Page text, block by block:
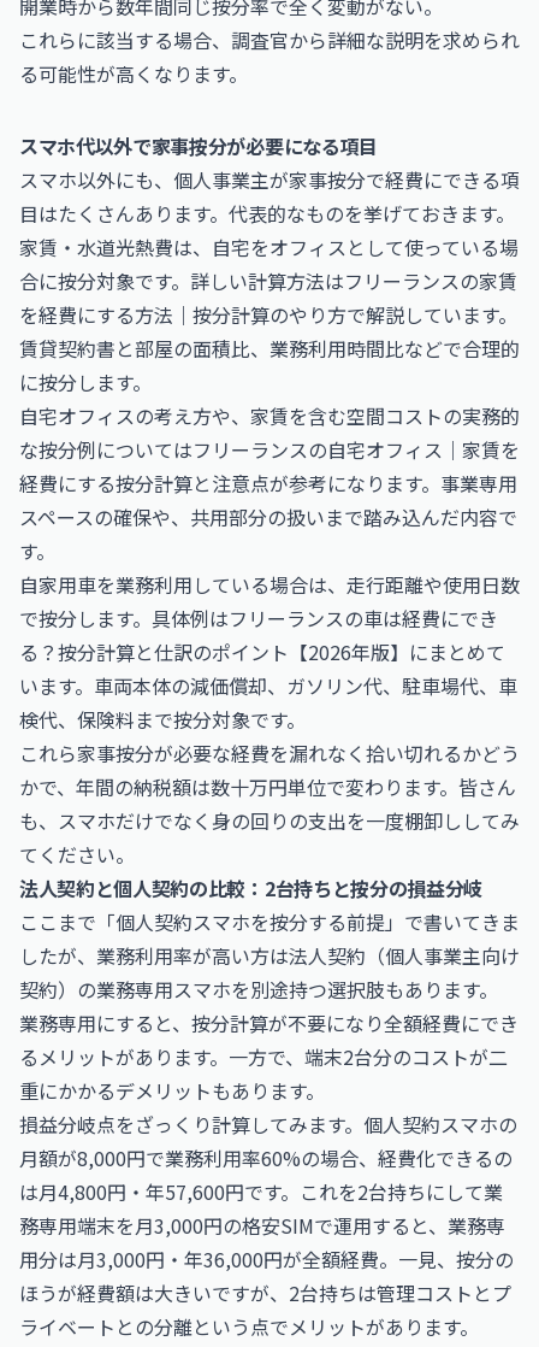
開業時から数年間同じ按分率で全く変動がない。
これらに該当する場合、調査官から詳細な説明を求められ
る可能性が高くなります。
スマホ代以外で家事按分が必要になる項目
スマホ以外にも、個人事業主が家事按分で経費にできる項
目はたくさんあります。代表的なものを挙げておきます。
家賃・水道光熱費は、自宅をオフィスとして使っている場
合に按分対象です。詳しい計算方法はフリーランスの家賃
を経費にする方法｜按分計算のやり方で解説しています。
賃貸契約書と部屋の面積比、業務利用時間比などで合理的
に按分します。
自宅オフィスの考え方や、家賃を含む空間コストの実務的
な按分例についてはフリーランスの自宅オフィス｜家賃を
経費にする按分計算と注意点が参考になります。事業専用
スペースの確保や、共用部分の扱いまで踏み込んだ内容で
す。
自家用車を業務利用している場合は、走行距離や使用日数
で按分します。具体例はフリーランスの車は経費にでき
る？按分計算と仕訳のポイント【2026年版】 にまとめて
います。車両本体の減価償却、ガソリン代、駐車場代、車
検代、保険料まで按分対象です。
これら家事按分が必要な経費を漏れなく拾い切れるかどう
かで、年間の納税額は数十万円単位で変わります。皆さん
も、スマホだけでなく身の回りの支出を一度棚卸ししてみ
てください。
法人契約と個人契約の比較：2台持ちと按分の損益分岐
ここまで「個人契約スマホを按分する前提」で書いてきま
したが、業務利用率が高い方は法人契約（個人事業主向け
契約）の業務専用スマホを別途持つ選択肢もあります。
業務専用にすると、按分計算が不要になり全額経費にでき
るメリットがあります。一方で、端末2台分のコストが二
重にかかるデメリットもあります。
損益分岐点をざっくり計算してみます。個人契約スマホの
月額が8,000円で業務利用率60%の場合、経費化できるの
は月4,800円・年57,600円です。これを2台持ちにして業
務専用端末を月3,000円の格安SIMで運用すると、業務専
用分は月3,000円・年36,000円が全額経費。一見、按分の
ほうが経費額は大きいですが、2台持ちは管理コストとプ
ライベートとの分離という点でメリットがあります。